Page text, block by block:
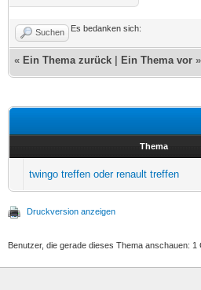
Suchen Es bedanken sich:
« Ein Thema zurück Ein Thema vor »
Thema
twingo treffen oder renault treffen
Druckversion anzeigen
Benutzer, die gerade dieses Thema anschauen: 1